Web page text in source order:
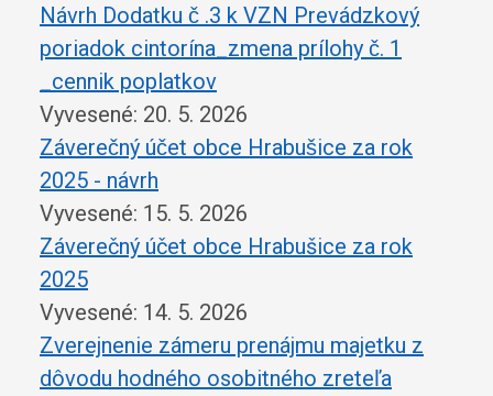
Návrh Dodatku č .3 k VZN Prevádzkový
poriadok cintorína_zmena prílohy č. 1
_cennik poplatkov
Vyvesené: 20. 5. 2026
Záverečný účet obce Hrabušice za rok
2025 - návrh
Vyvesené: 15. 5. 2026
Záverečný účet obce Hrabušice za rok
2025
Vyvesené: 14. 5. 2026
Zverejnenie zámeru prenájmu majetku z
dôvodu hodného osobitného zreteľa